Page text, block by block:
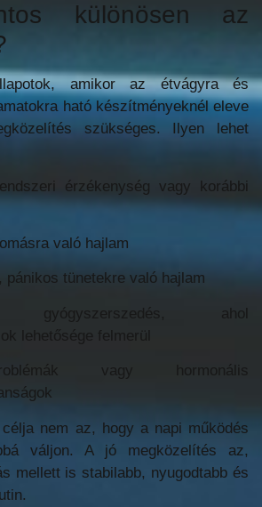
különösen az
amikor az étvágyra és
ható készítményeknél eleve
szükséges. Ilyen lehet
érzékenység vagy korábbi
való hajlam
pánikos tünetekre való hajlam
gyógyszerszedés, ahol
vagy hormonális
nem az, hogy a napi működés
váljon. A jó megközelítés az,
mellett is stabilabb, nyugodtabb és